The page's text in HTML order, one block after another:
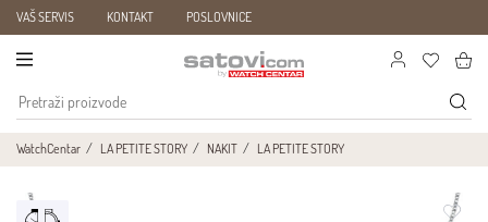
VAŠ SERVIS KONTAKT POSLOVNICE
WatchCentar LA PETITE STORY NAKIT LA PETITE STORY